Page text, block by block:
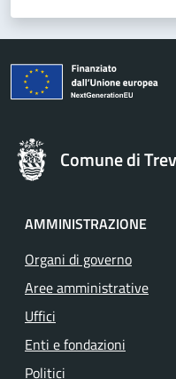
Comune di
AMMINISTRAZIONE
Organi di governo
Aree amministrative
Uffici
Enti e fondazioni
Politici